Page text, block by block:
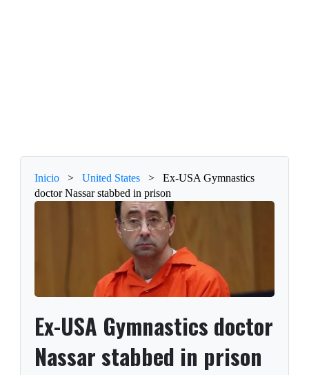
Inicio > United States >
Ex-USA Gymnastics
doctor Nassar stabbed in prison
Ex-USA Gymnastics doctor
Nassar stabbed in prison